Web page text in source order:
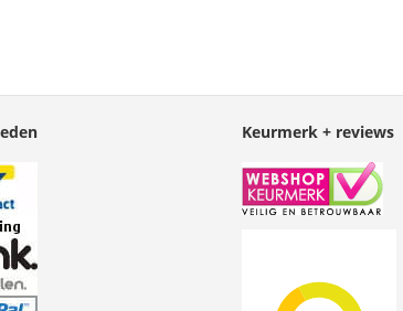
Keurmerk + reviews